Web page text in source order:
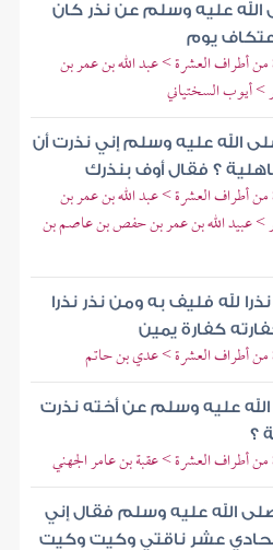
الله عليه وسلم عن نذر كان
يوم
من أطراف العشرة > عبد الله بن عمر بن
> أيوب السختياني
الله عليه وسلم إني نذرت أن
؟ فقال أوف بنذرك
من أطراف العشرة > عبد الله بن عمر بن
> عبيد الله بن عمر بن حفص بن عاصم بن
لله فليف به ومن نذر نذرا
كفارة يمين
من أطراف العشرة > عدي بن حاتم
عليه وسلم عن أخته نذرت
؟
من أطراف العشرة > عقبة بن عامر الجهني
الله عليه وسلم فقال إني
الحادي عشر ناقتي وكيت وكيت